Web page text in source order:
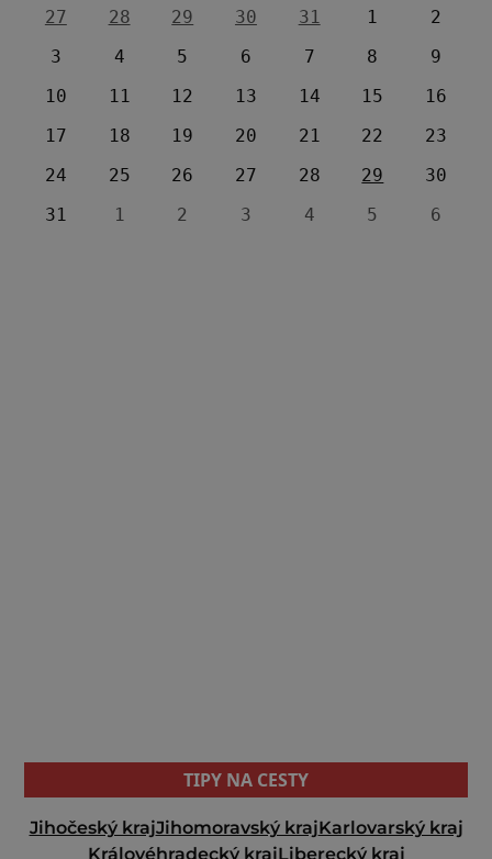
27
28 29 30 31 1
2
3
4 5 6 7 8
9
10
11 12 13 14 15
16
17
18 19 20 21 22
23
24
25 26 27 28 29
30
31
1 2 3 4 5 6
TIPY NA CESTY
Jihočeský krajJihomoravský krajKarlovarský kraj
Královéhradecký krajLiberecký kraj